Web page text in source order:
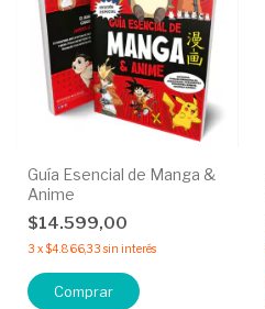
Guía Esencial de Manga &
Anime
$14.599,00
3 x$4.866,33 sin interés